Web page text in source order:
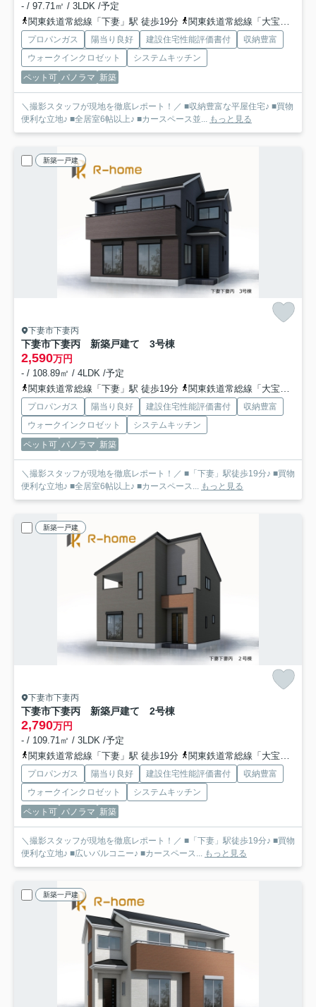
- / 97.71㎡ / 3LDK /予定
関東鉄道常総線「下妻」駅 徒歩19分
関東鉄道常総線「大宝」駅 徒歩30分
プロパンガス 陽当り良好 建設住宅性能評価書付
収納豊富
ウォークインクロゼット
システムキッチン
ペット可 パノラマ 新築
＼撮影スタッフが現地を徹底レポート！／ ■収納豊富な平屋住宅♪ ■買物
便利な立地♪ ■全居室6帖以上♪ ■カースペース並... もっと見る
新築一戸建
下妻市下妻丙
下妻市下妻丙 新築戸建て 3号棟
2,590万円
- / 108.89㎡ / 4LDK /予定
関東鉄道常総線「下妻」駅 徒歩19分
関東鉄道常総線「大宝」駅 徒歩30分
プロパンガス 陽当り良好 建設住宅性能評価書付
収納豊富
ウォークインクロゼット
システムキッチン
ペット可 パノラマ 新築
＼撮影スタッフが現地を徹底レポート！／ ■「下妻」駅徒歩19分♪ ■買物
便利な立地♪ ■全居室6帖以上♪ ■カースペース... もっと見る
新築一戸建
下妻市下妻丙
下妻市下妻丙 新築戸建て 2号棟
2,790万円
- / 109.71㎡ / 3LDK /予定
関東鉄道常総線「下妻」駅 徒歩19分
関東鉄道常総線「大宝」駅 徒歩30分
プロパンガス 陽当り良好 建設住宅性能評価書付
収納豊富
ウォークインクロゼット
システムキッチン
ペット可 パノラマ 新築
＼撮影スタッフが現地を徹底レポート！／ ■「下妻」駅徒歩19分♪ ■買物
便利な立地♪ ■広いバルコニー♪ ■カースペース... もっと見る
新築一戸建